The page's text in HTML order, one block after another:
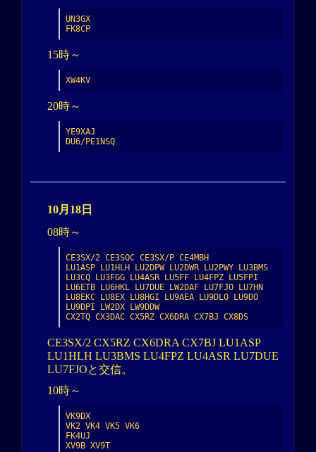
UN3GX
FK8CP
15時～
XW4KV
20時～
YE9XAJ
DU6/PE1NSQ
10月18日
08時～
CE3SX/2 CE3SOC CE3SX/P CE4MBH
LU1ASP LU1HLH LU2DPW LU2DWR LU2PWY LU3BMS
LU3CQ LU3FGG LU4ASR LU5FF LU4FPZ LU5FPI
LU6ETB LU6HKL LU7DUE LW2DAF LU7FJO LU7HN
LU8EKC LU8EX LU8HGI LU9AEA LU9DLO LU9DO
LU9DPI LW2DX LW9DDW
CX2TQ CX3DAC CX5RZ CX6DRA CX7BJ CX8DS
CE3SX/2 CX5RZ CX6DRA CX7BJ LU1ASP
LU1HLH LU3BMS LU4FPZ LU4ASR LU7DUE
LU7FJOと交信。
10時～
VK9DX
VK2 VK4 VK5 VK6
FK4UJ
XV9B XV9T